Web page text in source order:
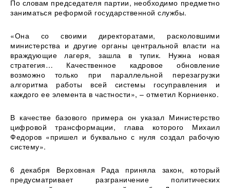
По словам председателя партии, необходимо предметно
заниматься реформой государственной службы.
«Она со своими директоратами, расколовшими
министерства и другие органы центральной власти на
враждующие лагеря, зашла в тупик. Нужна новая
стратегия… Качественное кадровое обновление
возможно только при параллельной перезагрузки
алгоритма работы всей системы госуправления и
каждого ее элемента в частности», – отметил Корниенко.
В качестве базового примера он указал Министерство
цифровой трансформации, глава которого Михаил
Федоров «пришел и буквально с нуля создал рабочую
систему».
6 декабря Верховная Рада приняла закон, который
предусматривает разграничение политических